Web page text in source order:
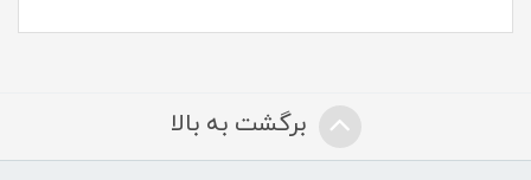
برگشت به بالا